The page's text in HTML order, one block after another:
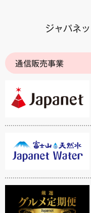
ジャパネ
通信販売事業